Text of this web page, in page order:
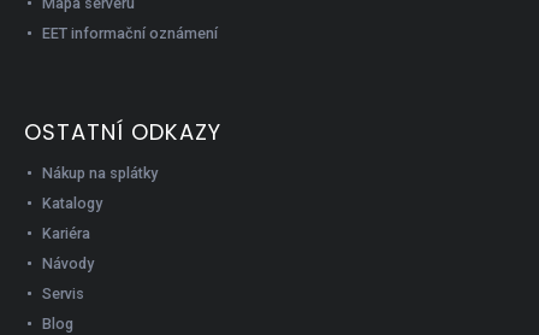
EET informační oznámení
OSTATNÍ ODKAZY
Nákup na splátky
Katalogy
Kariéra
Návody
Servis
Blog